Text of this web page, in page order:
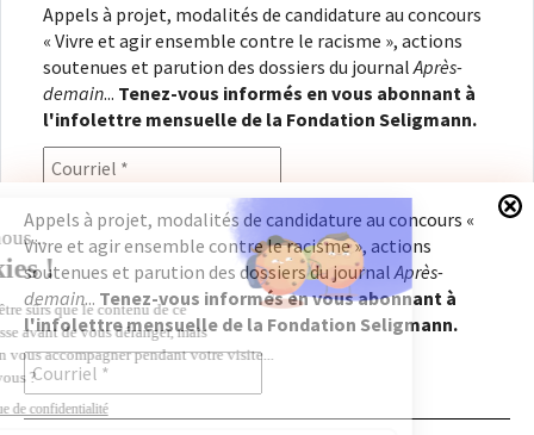
Appels à projet, modalités de candidature au concours
« Vivre et agir ensemble contre le racisme », actions
soutenues et parution des dossiers du journal Après-
demain... Tenez-vous informés en vous abonnant à
l'infolettre mensuelle de la Fondation Seligmann.
En renseignant votre adresse électronique, vous
consentez à recevoir l'infolettre de la Fondation
Seligmann, conformément à notrepolitique de
confidentialité. Il vous sera possible de vous
désabonner à tout moment.
Appels à projet, modalités de candidature au concours «
Vivre et agir ensemble contre le racisme », actions
soutenues et parution des dossiers du journalAprès-
demain... Tenez-vous informés en vous abonnant à
l'infolettre mensuelle de la Fondation Seligmann.